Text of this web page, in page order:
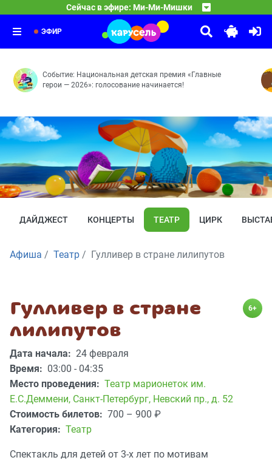
Сейчас в эфире: Ми-Ми-Мишки
Позитивное мышление — Кеша-новости — Пенная
21:00
С добрым утром, малыши!
Герои легендарной программы «Спокойной ночи,
Чик-зарядка
Выпуск 5
ЭФИР
Событие: Национальная детская премия «Главные
герои — 2026»: голосование начинается!
ДАЙДЖЕСТ КОНЦЕРТЫ ТЕАТР ЦИРК
Афиша Театр Гулливер в стране лилипутов
Гулливер в стране
лилипутов
6+
Дата начала: 24 февраля
Время: 03:00 - 04:35
Место проведения: Театр марионеток им.
Е.С.Деммени, Санкт-Петербург, Невский пр., д. 52
Стоимость билетов: 700 – 900 ₽
Категория: Театр
Спектакль для детей от 3-х лет по мотивам